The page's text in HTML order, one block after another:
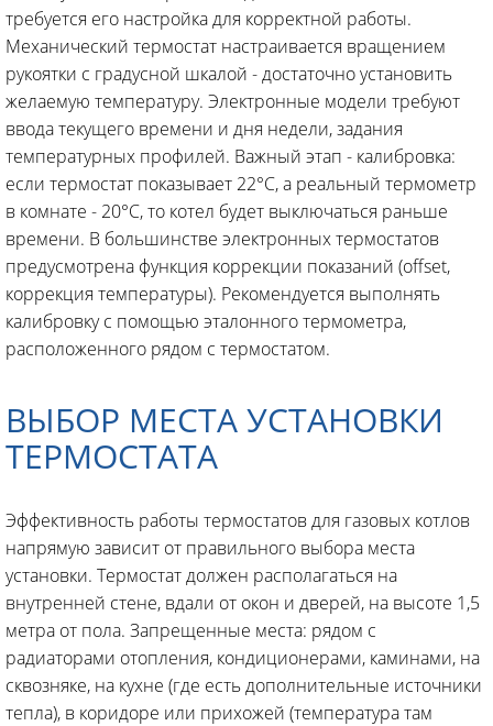
требуется его настройка для корректной работы.
Механический термостат настраивается вращением
рукоятки с градусной шкалой - достаточно установить
желаемую температуру. Электронные модели требуют
ввода текущего времени и дня недели, задания
температурных профилей. Важный этап - калибровка:
если термостат показывает 22°C, а реальный термометр
в комнате - 20°C, то котел будет выключаться раньше
времени. В большинстве электронных термостатов
предусмотрена функция коррекции показаний (offset,
коррекция температуры). Рекомендуется выполнять
калибровку с помощью эталонного термометра,
расположенного рядом с термостатом.
ВЫБОР МЕСТА УСТАНОВКИ
ТЕРМОСТАТА
Эффективность работы термостатов для газовых котлов
напрямую зависит от правильного выбора места
установки. Термостат должен располагаться на
внутренней стене, вдали от окон и дверей, на высоте 1,5
метра от пола. Запрещенные места: рядом с
радиаторами отопления, кондиционерами, каминами, на
сквозняке, на кухне (где есть дополнительные источники
тепла), в коридоре или прихожей (температура там